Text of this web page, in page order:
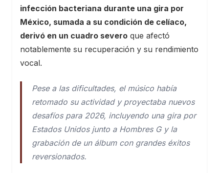
infección bacteriana durante una gira por
México, sumada a su condición de celíaco,
derivó en un cuadro severo que afectó
notablemente su recuperación y su rendimiento
vocal.
Pese a las dificultades, el músico había
retomado su actividad y proyectaba nuevos
desafíos para 2026, incluyendo una gira por
Estados Unidos junto a Hombres G y la
grabación de un álbum con grandes éxitos
reversionados.